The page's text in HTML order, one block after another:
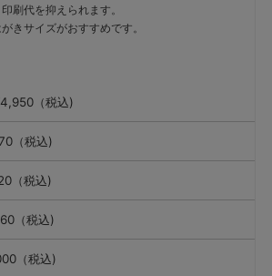
刷代を抑えられます。
きサイズがおすすめです。
（税込)
（税込)
（税込)
（税込)
（税込)